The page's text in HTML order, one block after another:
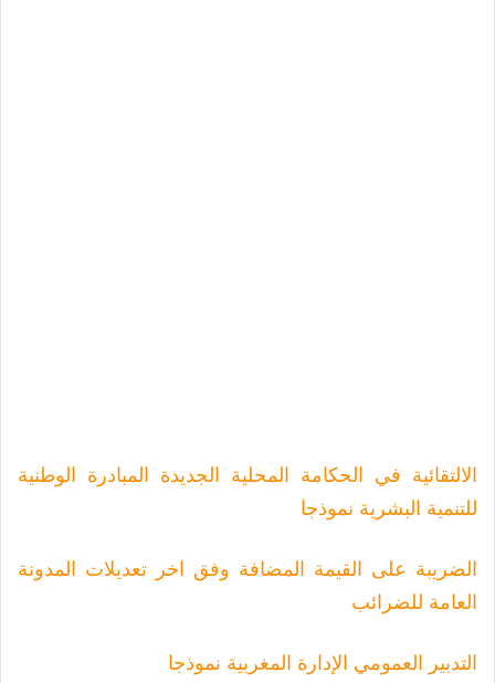
الالتقائية في الحكامة المحلية الجديدة المبادرة الوطنية
للتنمية البشرية نموذجا
الضريبة على القيمة المضافة وفق اخر تعديلات المدونة
العامة للضرائب
التدبير العمومي الإدارة المغربية نموذجا